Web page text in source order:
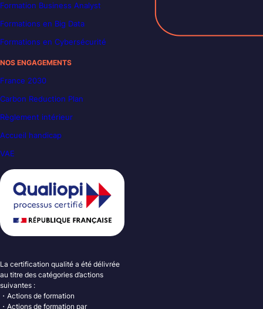
Formation Business Analyst
Formations en Big Data
Formations en Cybersécurité
NOS ENGAGEMENTS
France 2030
Carbon Reduction Plan
Règlement intérieur
Accueil handicap
VAE
La certification qualité a été délivrée
au titre des catégories d’actions
suivantes :
・Actions de formation
・Actions de formation par